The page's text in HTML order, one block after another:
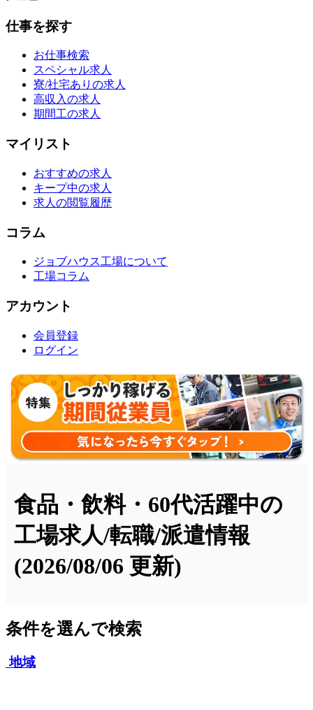
仕事を探す
お仕事検索
スペシャル求人
寮/社宅ありの求人
高収入の求人
期間工の求人
マイリスト
おすすめの求人
キープ中の求人
求人の閲覧履歴
コラム
ジョブハウス工場について
工場コラム
アカウント
会員登録
ログイン
食品・飲料・60代活躍中の
工場求人/転職/派遣情報
(2026/08/06 更新)
条件を選んで検索
地域